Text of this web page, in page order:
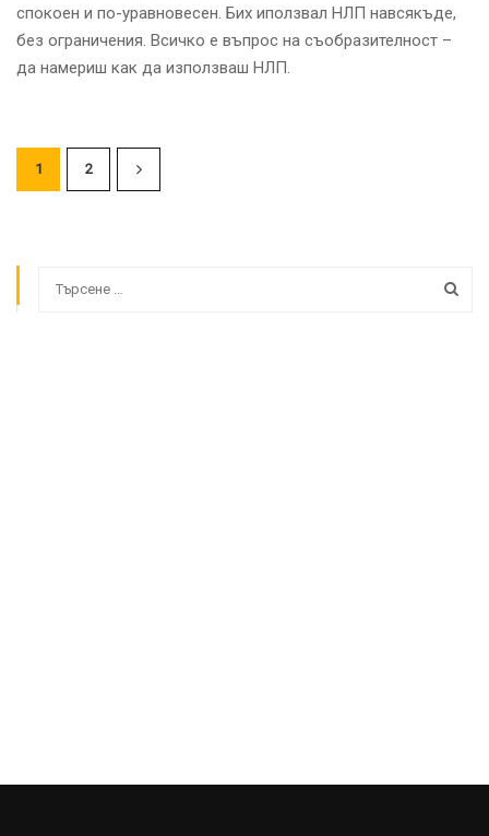
спокоен и по-уравновесен. Бих иползвал НЛП навсякъде,
без ограничения. Всичко е въпрос на съобразителност –
да намериш как да използваш НЛП.
1 2